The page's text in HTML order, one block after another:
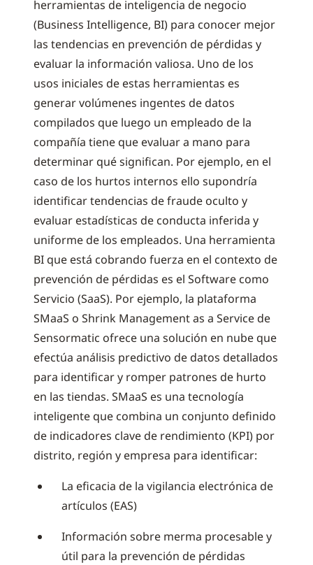
herramientas de inteligencia de negocio
(Business Intelligence, BI) para conocer mejor
las tendencias en prevención de pérdidas y
evaluar la información valiosa. Uno de los
usos iniciales de estas herramientas es
generar volúmenes ingentes de datos
compilados que luego un empleado de la
compañía tiene que evaluar a mano para
determinar qué significan. Por ejemplo, en el
caso de los hurtos internos ello supondría
identificar tendencias de fraude oculto y
evaluar estadísticas de conducta inferida y
uniforme de los empleados. Una herramienta
BI que está cobrando fuerza en el contexto de
prevención de pérdidas es el Software como
Servicio (SaaS). Por ejemplo, la plataforma
SMaaS o Shrink Management as a Service de
Sensormatic ofrece una solución en nube que
efectúa análisis predictivo de datos detallados
para identificar y romper patrones de hurto
en las tiendas. SMaaS es una tecnología
inteligente que combina un conjunto definido
de indicadores clave de rendimiento (KPI) por
distrito, región y empresa para identificar:
La eficacia de la vigilancia electrónica de
artículos (EAS)
Información sobre merma procesable y
útil para la prevención de pérdidas